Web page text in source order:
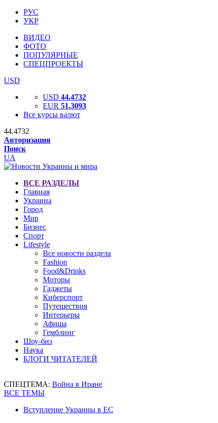
РУС
УКР
ВИДЕО
ФОТО
ПОПУЛЯРНЫЕ
СПЕЦПРОЕКТЫ
USD
USD 44.4732
EUR 51.3093
Все курсы валют
44.4732
Авторизация
Поиск
UA
ВСЕ РАЗДЕЛЫ
Главная
Украина
Город
Мир
Бизнес
Спорт
Lifestyle
Все новости раздела
Fashion
Food&Drinks
Моторы
Гаджеты
Киберспорт
Путешествия
Интерьеры
Афиша
Гемблинг
Шоу-биз
Наука
БЛОГИ ЧИТАТЕЛЕЙ
СПЕЦТЕМА: Война в Иране
ВСЕ ТЕМЫ
Вступление Украины в ЕС